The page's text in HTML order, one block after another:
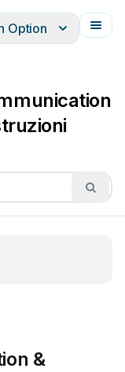
Option
&